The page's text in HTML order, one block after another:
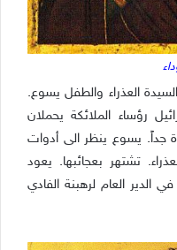
العذراء والطفل يسوع.
رؤساء الملائكة يحملان
جداً. يسوع ينظر الى أدوات
تشتهر بعجائبها. يعود
معروضة في الدير العام لرهبنة الفادي